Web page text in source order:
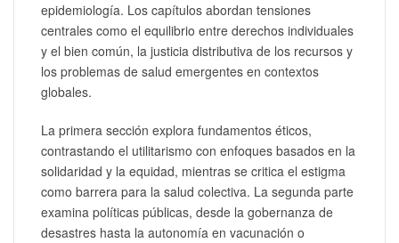
epidemiología. Los capítulos abordan tensiones
centrales como el equilibrio entre derechos individuales
y el bien común, la justicia distributiva de los recursos y
los problemas de salud emergentes en contextos
globales.
La primera sección explora fundamentos éticos,
contrastando el utilitarismo con enfoques basados en la
solidaridad y la equidad, mientras se critica el estigma
como barrera para la salud colectiva. La segunda parte
examina políticas públicas, desde la gobernanza de
desastres hasta la autonomía en vacunación o